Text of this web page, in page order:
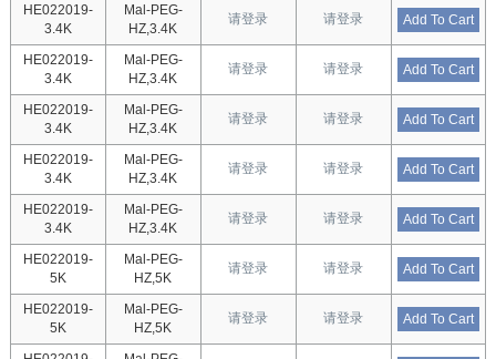
HE022019-
3.4K
Mal-PEG-
HZ,3.4K
请登录 请登录 Add To Cart
HE022019-
3.4K
Mal-PEG-
HZ,3.4K
请登录 请登录 Add To Cart
HE022019-
3.4K
Mal-PEG-
HZ,3.4K
请登录 请登录 Add To Cart
HE022019-
3.4K
Mal-PEG-
HZ,3.4K
请登录 请登录 Add To Cart
HE022019-
3.4K
Mal-PEG-
HZ,3.4K
请登录 请登录 Add To Cart
HE022019-
5K
Mal-PEG-
HZ,5K
请登录 请登录 Add To Cart
HE022019-
5K
Mal-PEG-
HZ,5K
请登录 请登录 Add To Cart